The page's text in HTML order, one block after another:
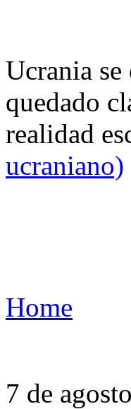
Ucrania
quedado
realidad
ucraniano)
Home
7 de